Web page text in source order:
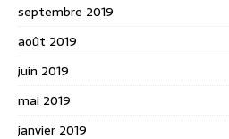
septembre 2019
août 2019
juin 2019
mai 2019
janvier 2019